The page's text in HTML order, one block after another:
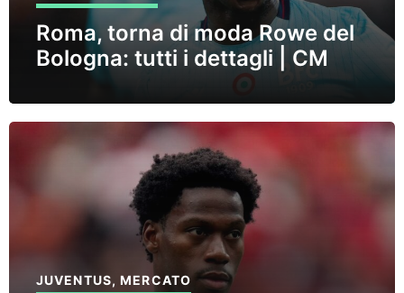
Roma, torna di moda Rowe del
Bologna: tutti i dettagli | CM
JUVENTUS,MERCATO